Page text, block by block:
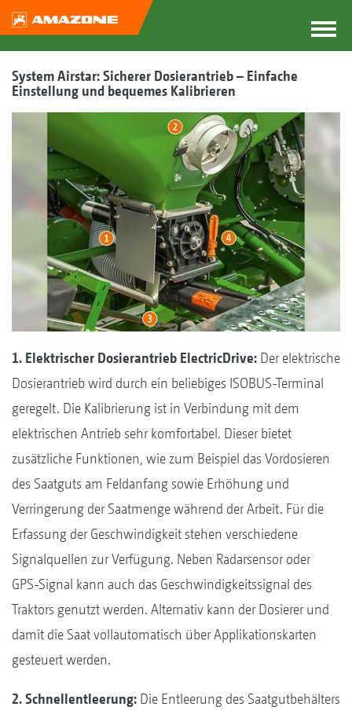
System Airstar: Sicherer Dosierantrieb – Einfache
Einstellung und bequemes Kalibrieren
1. Elektrischer Dosierantrieb ElectricDrive: Der elektrische
Dosierantrieb wird durch ein beliebiges ISOBUS-Terminal
geregelt. Die Kalibrierung ist in Verbindung mit dem
elektrischen Antrieb sehr komfortabel. Dieser bietet
zusätzliche Funktionen, wie zum Beispiel das Vordosieren
des Saatguts am Feldanfang sowie Erhöhung und
Verringerung der Saatmenge während der Arbeit. Für die
Erfassung der Geschwindigkeit stehen verschiedene
Signalquellen zur Verfügung. Neben Radarsensor oder
GPS-Signal kann auch das Geschwindigkeitssignal des
Traktors genutzt werden. Alternativ kann der Dosierer und
damit die Saat vollautomatisch über Applikationskarten
gesteuert werden.
2. Schnellentleerung: Die Entleerung des Saatgutbehälters